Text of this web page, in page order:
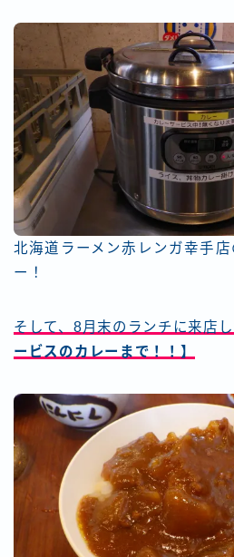
北海道ラーメン赤レンガ幸手
ー！
そして、8月末のランチに来店し
ービスのカレーまで！！】